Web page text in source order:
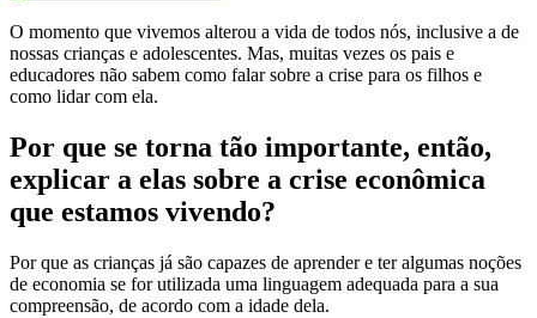
O momento que vivemos alterou a vida de todos nós, inclusive a de
nossas crianças e adolescentes. Mas, muitas vezes os pais e
educadores não sabem como falar sobre a crise para os filhos e
como lidar com ela.
Por que se torna tão importante, então,
explicar a elas sobre a crise econômica
que estamos vivendo?
Por que as crianças já são capazes de aprender e ter algumas noções
de economia se for utilizada uma linguagem adequada para a sua
compreensão, de acordo com a idade dela.